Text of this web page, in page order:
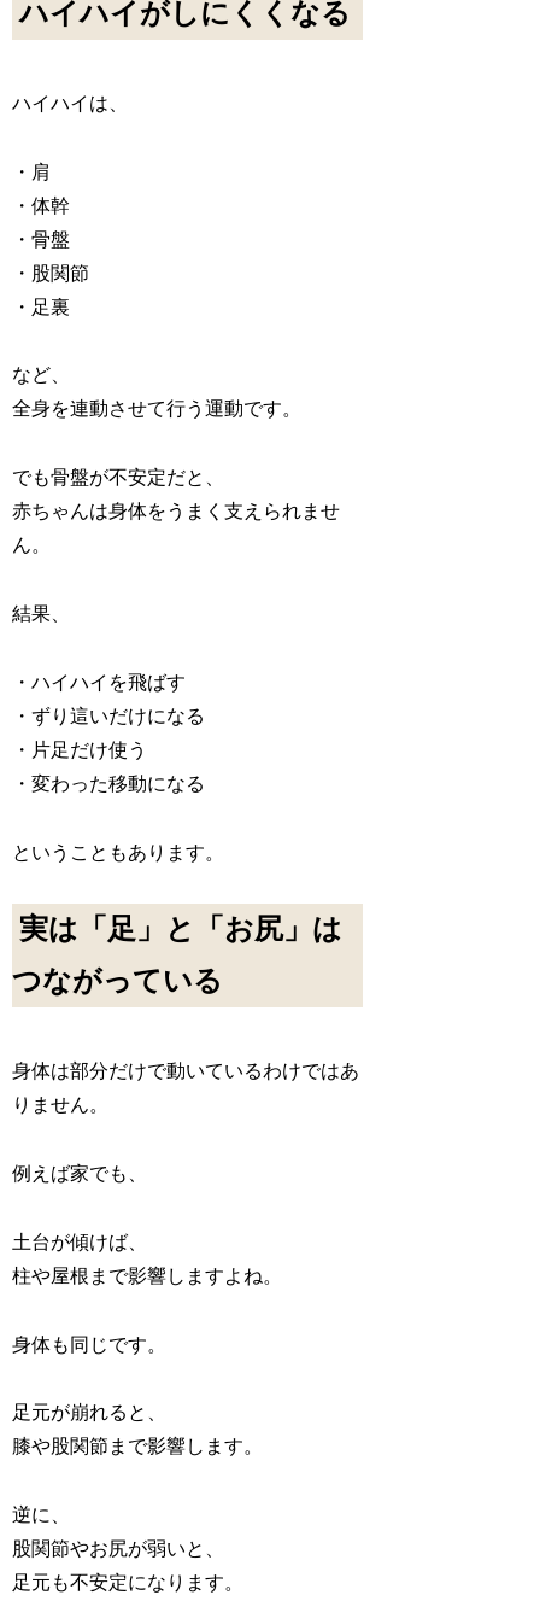
ハイハイがしにくくなる
ハイハイは、
・肩
・体幹
・骨盤
・股関節
・足裏
など、
全身を連動させて行う運動です。
でも骨盤が不安定だと、
赤ちゃんは身体をうまく支えられませ
ん。
結果、
・ハイハイを飛ばす
・ずり這いだけになる
・片足だけ使う
・変わった移動になる
ということもあります。
実は「足」と「お尻」は
つながっている
身体は部分だけで動いているわけではあ
りません。
例えば家でも、
土台が傾けば、
柱や屋根まで影響しますよね。
身体も同じです。
足元が崩れると、
膝や股関節まで影響します。
逆に、
股関節やお尻が弱いと、
足元も不安定になります。